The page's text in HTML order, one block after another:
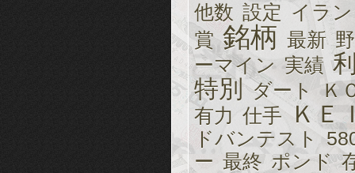
他数 設定 イラン
賞 銘柄 最新
ーマイン 実績
特別
ダート
Ｋ
有力 仕手 ＫＥ
ドバンテスト
ー 最終 ポンド